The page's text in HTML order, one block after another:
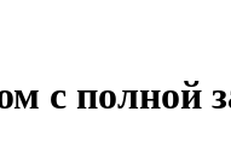
с полной